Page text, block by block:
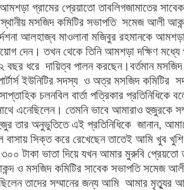
গ্রামের প্রেয়াতো তাবলিগজামাতের
মসজিদ কমিটির সভাপতি সমেজ আলী
আলহাজ্ব মাওলানা মজিবুর রহমানকে
দেন। তখন থেকে তিনি আমশড়া দক্ষিণ
বছর ধরে দায়িত্ব পালন করছেন।বর্তমান
ইউনিটির সদস্য ও অত্র মসজিদ কমিটির
চলনবিল বার্তা পত্রিকার
এনেছিলেন। তেমনি ভাবে আমারাও হুজুরকে
তার অনুভুতিতে এই প্রতিনিধিকে জানান,
বাসায় সিক্ত করে রেখেছেন তাতেই আমি খুব
টাকা ভাতা দিয়ে যখন আমার মুরুবি প্রেয়তো
ও মসজিদ কমিটির সাবেক সভাপতি সমেজ
তাদের সম্মানের জন্য আমি আমার মৃত্যুর